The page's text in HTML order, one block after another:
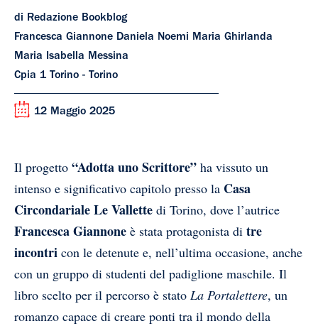
di Redazione Bookblog
Francesca Giannone Daniela Noemi Maria Ghirlanda
Maria Isabella Messina
Cpia 1 Torino - Torino
12 Maggio 2025
Il progetto “Adotta uno Scrittore” ha vissuto un
intenso e significativo capitolo presso la Casa
Circondariale Le Vallette di Torino, dove l’autrice
Francesca Giannone è stata protagonista di tre
incontri con le detenute e, nell’ultima occasione, anche
con un gruppo di studenti del padiglione maschile. Il
libro scelto per il percorso è stato La Portalettere, un
romanzo capace di creare ponti tra il mondo della